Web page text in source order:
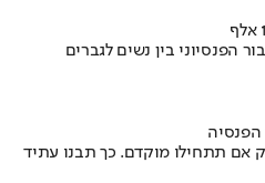
הפנסיוני בין נשים לגברים
הפנסיה
אם תתחילו מוקדם. כך תבנו עתיד